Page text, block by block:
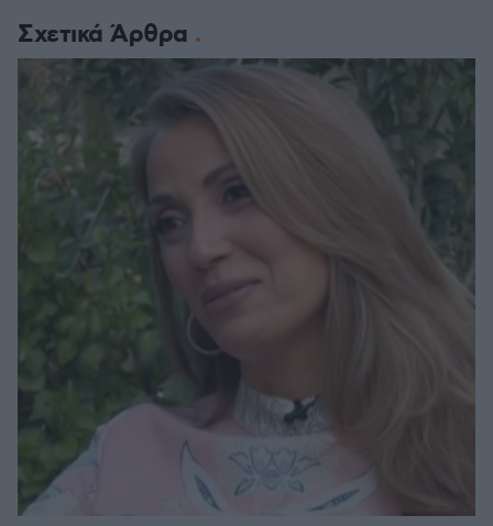
Σχετικά Άρθρα